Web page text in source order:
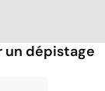
un dépistage